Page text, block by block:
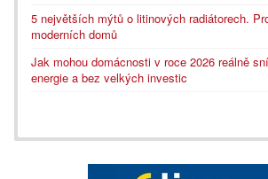
5 největších mýtů o litinových radiátorech.
moderních domů
Jak mohou domácnosti v roce 2026 reálně
energie a bez velkých investic